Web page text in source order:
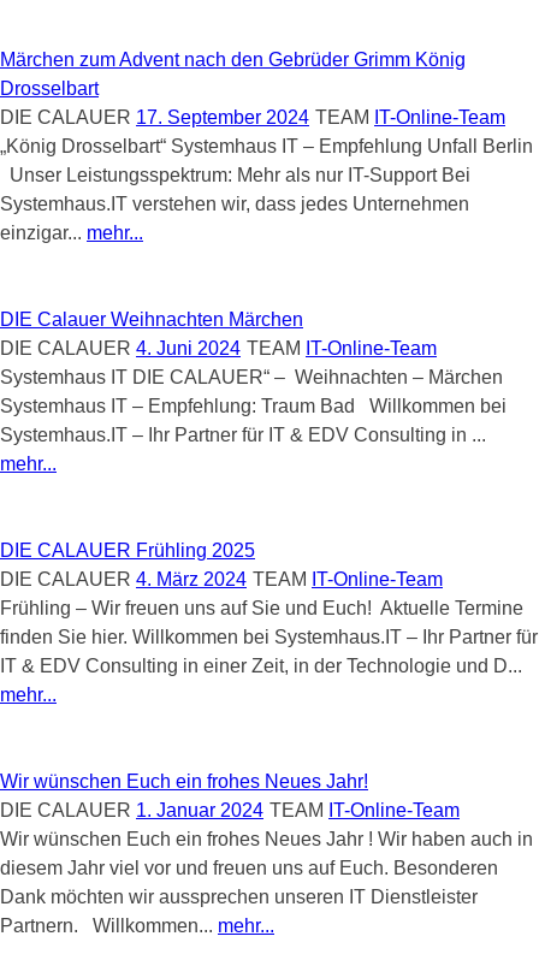
Märchen zum Advent nach den Gebrüder Grimm König
Drosselbart
DIE CALAUER 17. September 2024 TEAM IT-Online-Team
„König Drosselbart“ Systemhaus IT – Empfehlung Unfall Berlin
Unser Leistungsspektrum: Mehr als nur IT-Support Bei
Systemhaus.IT verstehen wir, dass jedes Unternehmen
einzigar... mehr...
DIE Calauer Weihnachten Märchen
DIE CALAUER 4. Juni 2024 TEAM IT-Online-Team
Systemhaus IT DIE CALAUER“ – Weihnachten – Märchen
Systemhaus IT – Empfehlung: Traum Bad Willkommen bei
Systemhaus.IT – Ihr Partner für IT & EDV Consulting in ...
mehr...
DIE CALAUER Frühling 2025
DIE CALAUER 4. März 2024 TEAM IT-Online-Team
Frühling – Wir freuen uns auf Sie und Euch! Aktuelle Termine
finden Sie hier. Willkommen bei Systemhaus.IT – Ihr Partner für
IT & EDV Consulting in einer Zeit, in der Technologie und D...
mehr...
Wir wünschen Euch ein frohes Neues Jahr!
DIE CALAUER 1. Januar 2024 TEAM IT-Online-Team
Wir wünschen Euch ein frohes Neues Jahr ! Wir haben auch in
diesem Jahr viel vor und freuen uns auf Euch. Besonderen
Dank möchten wir aussprechen unseren IT Dienstleister
Partnern. Willkommen... mehr...